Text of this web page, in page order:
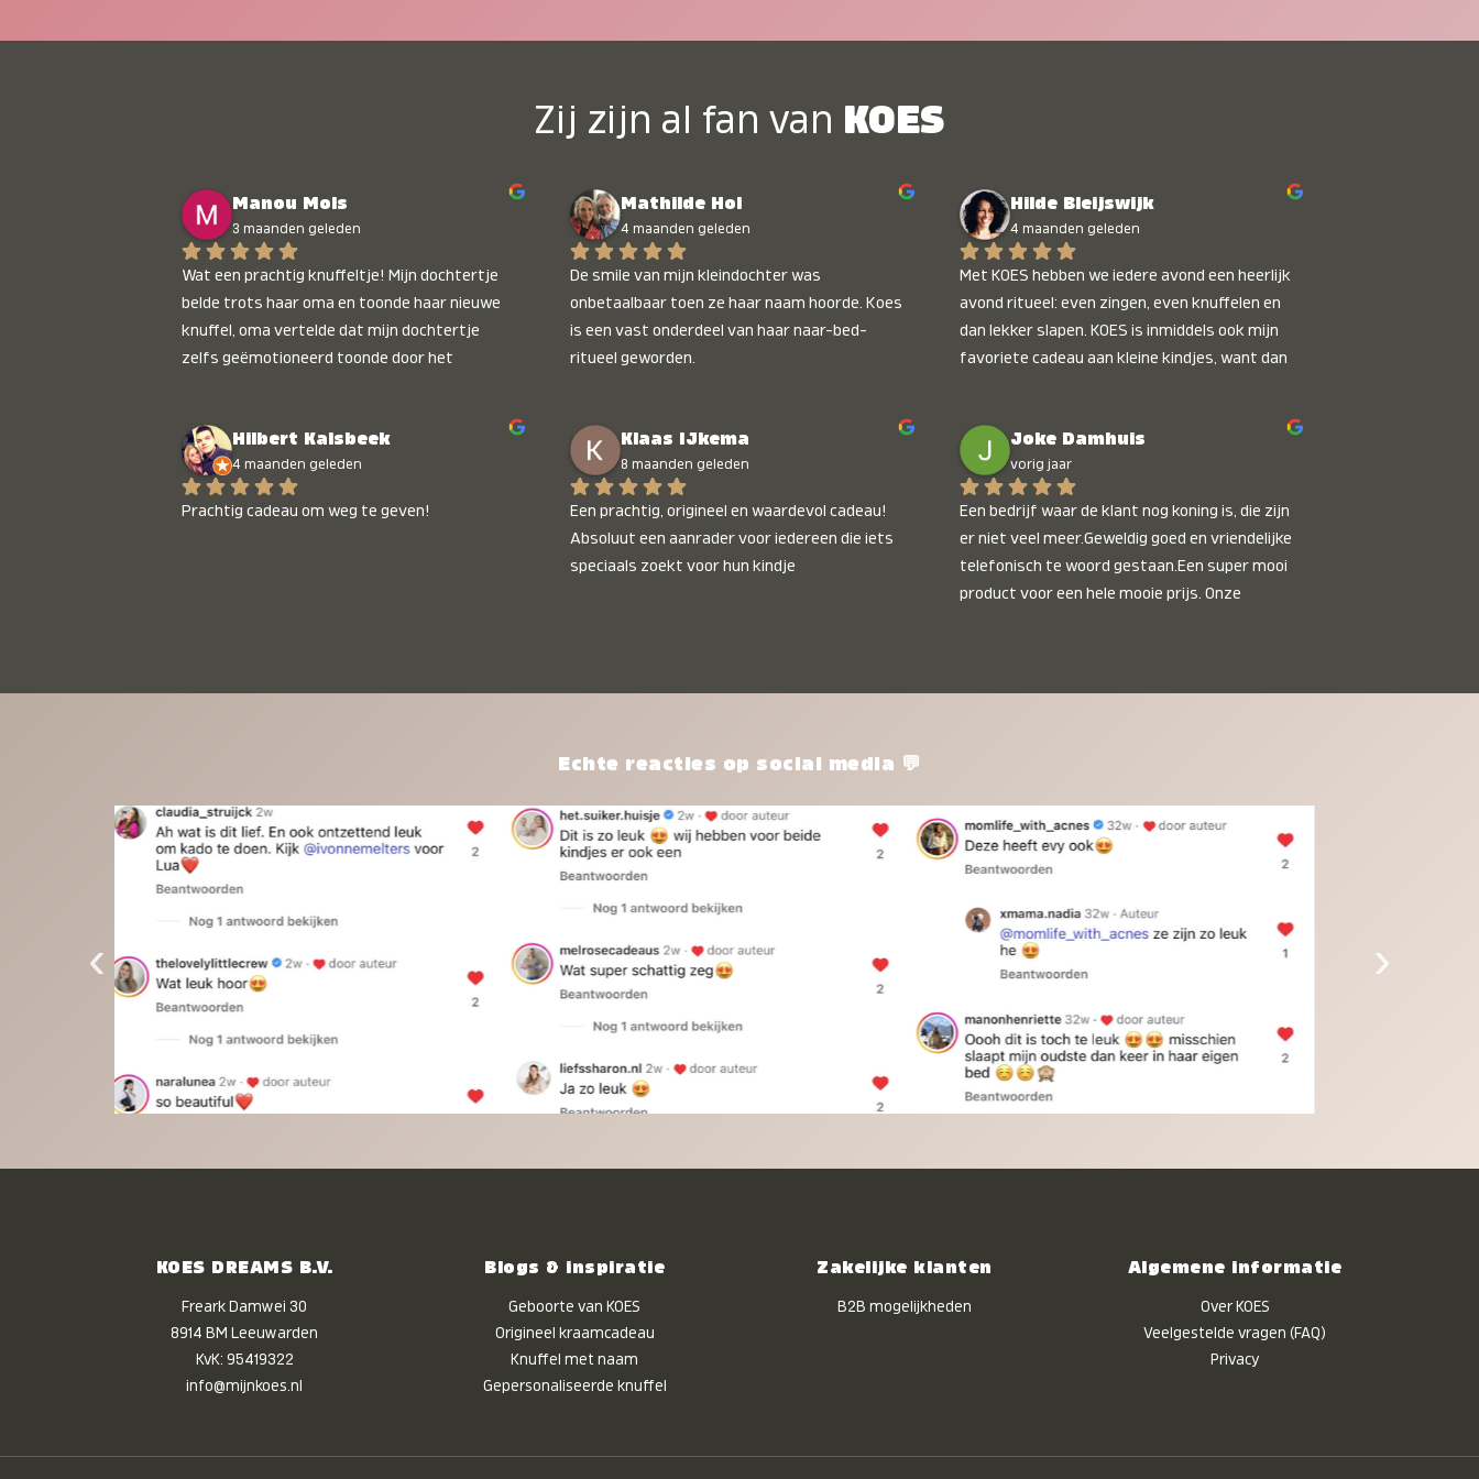
Zij zijn al fan van KOES
Manou Mols
3 maanden geleden
Wat een prachtig knuffeltje! Mijn dochtertje
belde trots haar oma en toonde haar nieuwe
knuffel, oma vertelde dat mijn dochtertje
zelfs geëmotioneerd toonde door het
Mathilde Hol
4 maanden geleden
De smile van mijn kleindochter was
onbetaalbaar toen ze haar naam hoorde. Koes
is een vast onderdeel van haar naar-bed-
ritueel geworden.
Hilde Bleijswijk
4 maanden geleden
Met KOES hebben we iedere avond een heerlijk
avond ritueel: even zingen, even knuffelen en
dan lekker slapen. KOES is inmiddels ook mijn
favoriete cadeau aan kleine kindjes, want dan
onbetaalbaar :)
Hilbert Kalsbeek
4 maanden geleden
Prachtig cadeau om weg te geven!
Klaas IJkema
8 maanden geleden
Een prachtig, origineel en waardevol cadeau!
Absoluut een aanrader voor iedereen die iets
speciaals zoekt voor hun kindje
Joke Damhuis
vorig jaar
Een bedrijf waar de klant nog koning is, die zijn
er niet veel meer.Geweldig goed en vriendelijke
telefonisch te woord gestaan.Een super mooi
product voor een hele mooie prijs. Onze
Echte reacties op social media 💬
‹ ›
KOES DREAMS B.V.
Freark Damwei 30
8914 BM Leeuwarden
KvK: 95419322
info@mijnkoes.nl
Blogs & inspiratie
Geboorte van KOES
Origineel kraamcadeau
Knuffel met naam
Gepersonaliseerde knuffel
Zakelijke klanten
B2B mogelijkheden
Algemene informatie
Over KOES
Veelgestelde vragen (FAQ)
Privacy